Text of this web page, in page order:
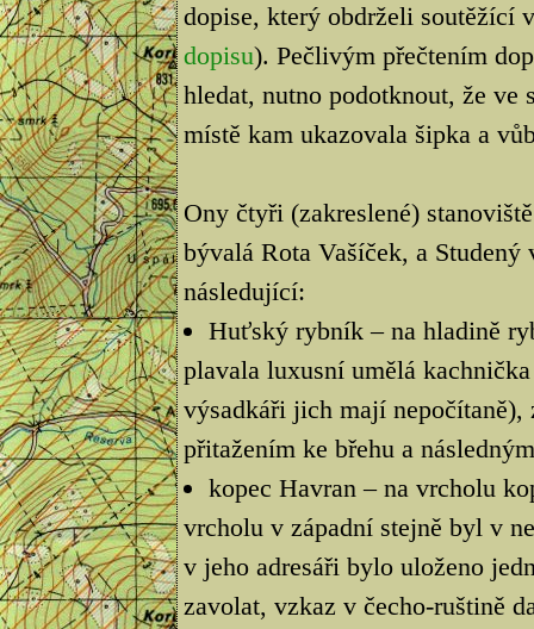
dopise, který obdrželi soutěžící
dopisu). Pečlivým přečtením
hledat, nutno podotknout, že ve
místě kam ukazovala šipka a
Ony čtyři (zakreslené)
bývalá Rota Vašíček, a
následující:
Huťský rybník – na hladině
plavala luxusní umělá
výsadkáři jich mají
přitažením ke břehu a
kopec Havran – na vrcholu
vrcholu v západní stejně byl v
v jeho adresáři bylo uloženo
zavolat, vzkaz v čecho-ruštině